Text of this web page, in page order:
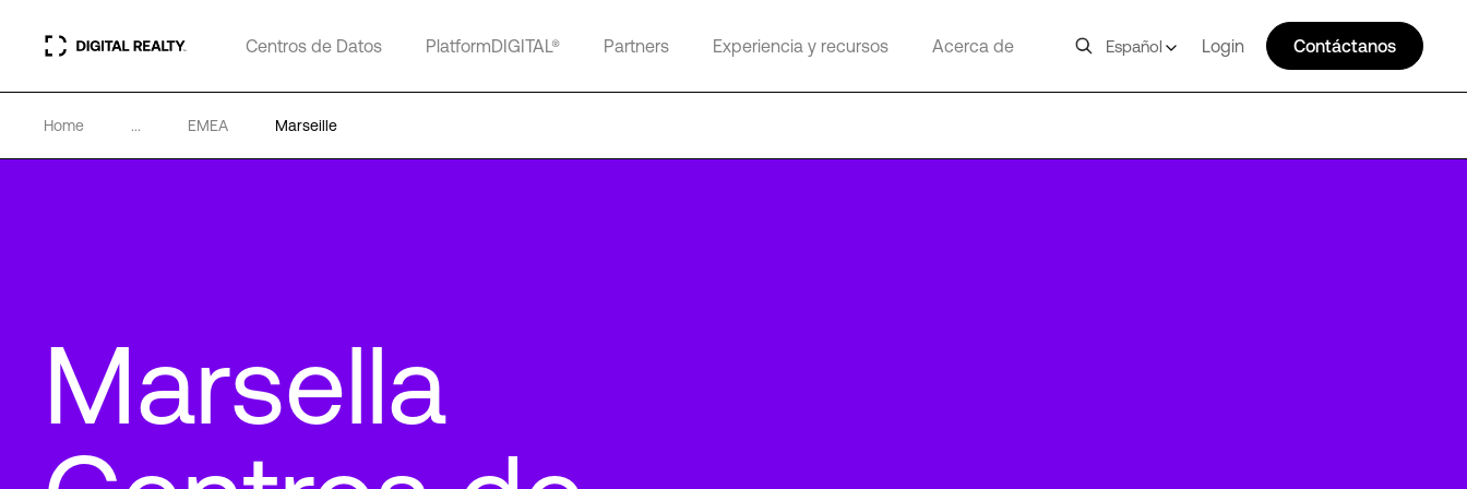
Centros de Datos PlatformDIGITAL® Partners Experiencia y recursos Acerca de Español Login Contáctanos
Home ... EMEA Marseille
Marsella